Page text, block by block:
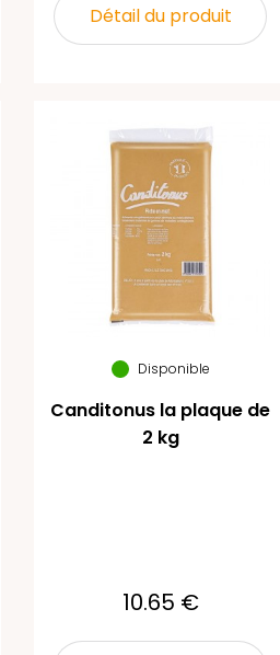
Détail du produit
Disponible
Canditonus la plaque de
2 kg
10.65 €